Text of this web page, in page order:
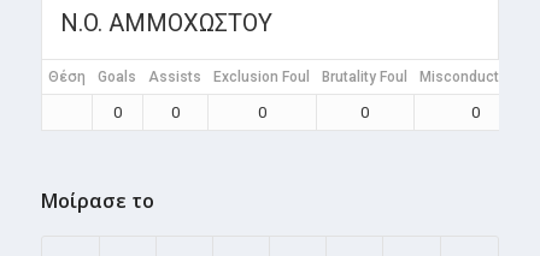
N.O. ΑΜΜΟΧΩΣΤΟΥ
Θέση Goals Assists Exclusion Foul Brutality Foul Misconduct Foul
0 0 0 0 0
Μοίρασε το